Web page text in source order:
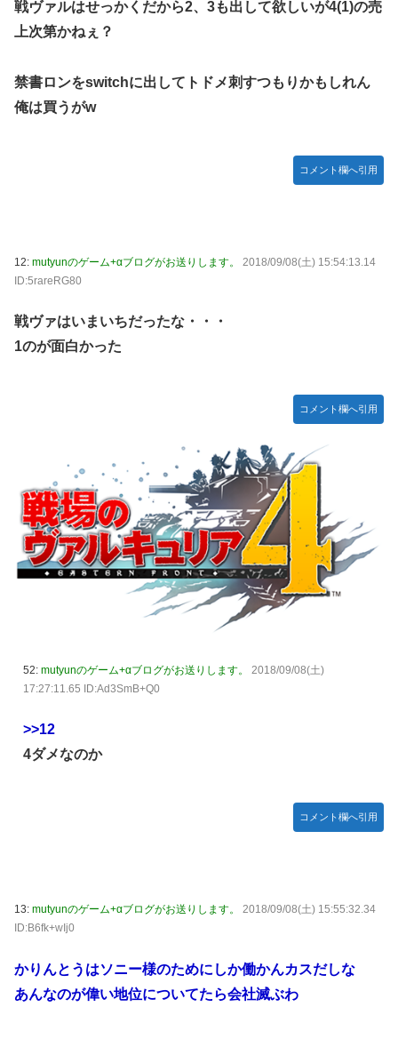
戦ヴァルはせっかくだから2、3も出して欲しいが4(1)の売
上次第かねぇ？
禁書ロンをswitchに出してトドメ刺すつもりかもしれん
俺は買うがw
コメント欄へ引用
12: mutyunのゲーム+αブログがお送りします。
2018/09/08(土) 15:54:13.14
ID:5rareRG80
戦ヴァはいまいちだったな・・・
1のが面白かった
コメント欄へ引用
52: mutyunのゲーム+αブログがお送りします。
2018/09/08(土)
17:27:11.65 ID:Ad3SmB+Q0
>>12
4ダメなのか
コメント欄へ引用
13: mutyunのゲーム+αブログがお送りします。
2018/09/08(土) 15:55:32.34
ID:B6fk+wIj0
かりんとうはソニー様のためにしか働かんカスだしな
あんなのが偉い地位についてたら会社滅ぶわ